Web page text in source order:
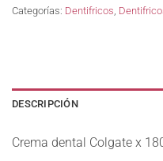
Categorías: Dentifricos
DESCRIPCIÓN
Crema dental Colgate x